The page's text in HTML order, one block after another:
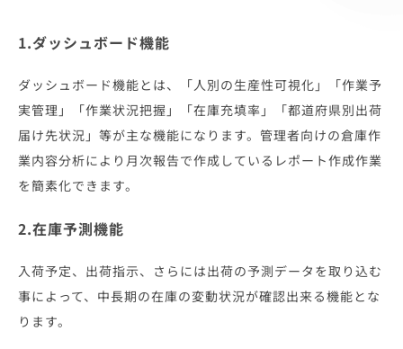
1.ダッシュボード機能
ダッシュボード機能とは、「人別の生産性可視化」「作業予
実管理」「作業状況把握」「在庫充填率」「都道府県別出荷
届け先状況」等が主な機能になります。管理者向けの倉庫作
業内容分析により月次報告で作成しているレポート作成作業
を簡素化できます。
2.在庫予測機能
入荷予定、出荷指示、さらには出荷の予測データを取り込む
事によって、中長期の在庫の変動状況が確認出来る機能とな
ります。